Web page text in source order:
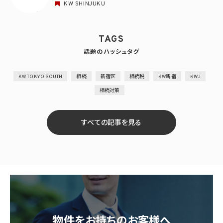
KW SHINJUKU
TAGS
話題のハッシュタグ
KW TOKYO SOUTH 相続 新宿区 相続税 KW新宿 KWJ
相続対策
すべての記事を見る